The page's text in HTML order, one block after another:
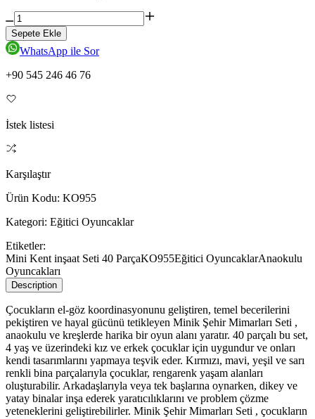
Sepete Ekle
WhatsApp ile Sor
+90 545 246 46 76
İstek listesi
Karşılaştır
Ürün Kodu: KO955
Kategori: Eğitici Oyuncaklar
Etiketler:
Mini Kent inşaat Seti 40 ParçaKO955Eğitici OyuncaklarAnaokulu
Oyuncakları
Description
Çocukların el-göz koordinasyonunu geliştiren, temel becerilerini
pekiştiren ve hayal gücünü tetikleyen Minik Şehir Mimarları Seti ,
anaokulu ve kreşlerde harika bir oyun alanı yaratır. 40 parçalı bu set,
4 yaş ve üzerindeki kız ve erkek çocuklar için uygundur ve onları
kendi tasarımlarını yapmaya teşvik eder. Kırmızı, mavi, yeşil ve sarı
renkli bina parçalarıyla çocuklar, rengarenk yaşam alanları
oluşturabilir. Arkadaşlarıyla veya tek başlarına oynarken, dikey ve
yatay binalar inşa ederek yaratıcılıklarını ve problem çözme
yeteneklerini geliştirebilirler. Minik Şehir Mimarları Seti , çocukların